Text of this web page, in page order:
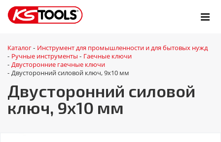
Каталог - Инструмент для промышленности и для бытовых нужд
- Ручные инструменты - Гаечные ключи
- Двусторонние гаечные ключи
- Двусторонний силовой ключ, 9x10 мм
Двусторонний силовой
ключ, 9x10 мм